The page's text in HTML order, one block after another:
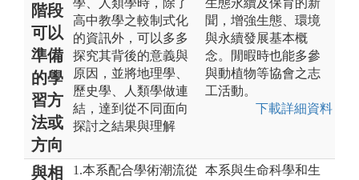
階段
可以
準備
的學
習方
法或
方向
高中教學之較制式化
的資訊外，可以多多
探究其背後的意義與
原因，並將地理學、
歷史學、人類學做連
結，達到從不同面向
探討之結果與理解
聞，增強生態、環境
與永續發展基本概
念。閒暇時也能多參
與動植物等協會之志
工活動。
下載詳細資料
與相
1.本系配合學術潮流從 本系與生命科學和生